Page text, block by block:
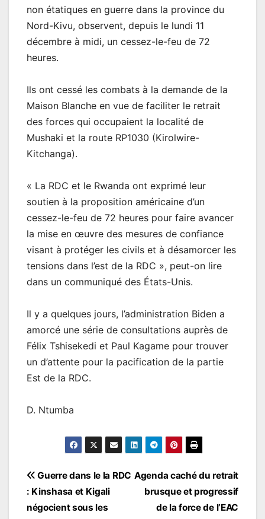
non étatiques en guerre dans la province du
Nord-Kivu, observent, depuis le lundi 11
décembre à midi, un cessez-le-feu de 72
heures.
Ils ont cessé les combats à la demande de la
Maison Blanche en vue de faciliter le retrait
des forces qui occupaient la localité de
Mushaki et la route RP1030 (Kirolwire-
Kitchanga).
« La RDC et le Rwanda ont exprimé leur
soutien à la proposition américaine d’un
cessez-le-feu de 72 heures pour faire avancer
la mise en œuvre des mesures de confiance
visant à protéger les civils et à désamorcer les
tensions dans l’est de la RDC », peut-on lire
dans un communiqué des États-Unis.
Il y a quelques jours, l’administration Biden a
amorcé une série de consultations auprès de
Félix Tshisekedi et Paul Kagame pour trouver
un d’attente pour la pacification de la partie
Est de la RDC.
D. Ntumba
Navigation
de
Agenda caché du retrait
brusque et progressif
de la force de l’EAC
Guerre dans le la RDC
: Kinshasa et Kigali
négocient sous les